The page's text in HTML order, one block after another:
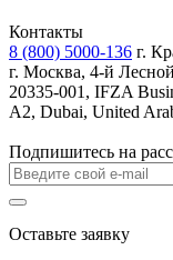
Контакты
8 (800) 5000-136 г.
г. Москва, 4-й
20335-001, IFZA
A2, Dubai, United
Подпишитесь на
Оставьте заявку